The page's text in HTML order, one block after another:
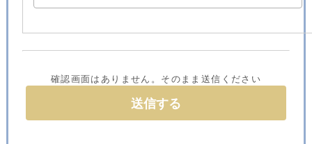
確認画面はありません。そのまま送信ください